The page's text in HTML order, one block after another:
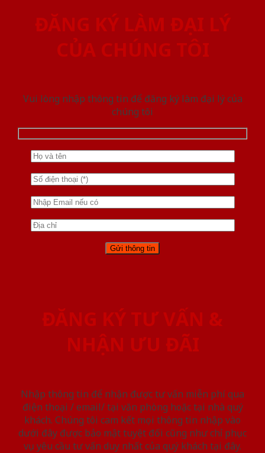
ĐĂNG KÝ LÀM ĐẠI LÝ
CỦA CHÚNG TÔI
Vui lòng nhập thông tin để đăng ký làm đại lý của
chúng tôi
ĐĂNG KÝ TƯ VẤN &
NHẬN ƯU ĐÃI
Nhập thông tin để nhận được tư vấn miễn phí qua
điện thoại / email/ tại văn phòng hoặc tại nhà quý
khách. Chúng tôi cam kết mọi thông tin nhập vào
dưới đây được bảo mật tuyệt đối cũng như chỉ phục
vụ yêu cầu tư vấn duy nhất của quý khách tại đây.